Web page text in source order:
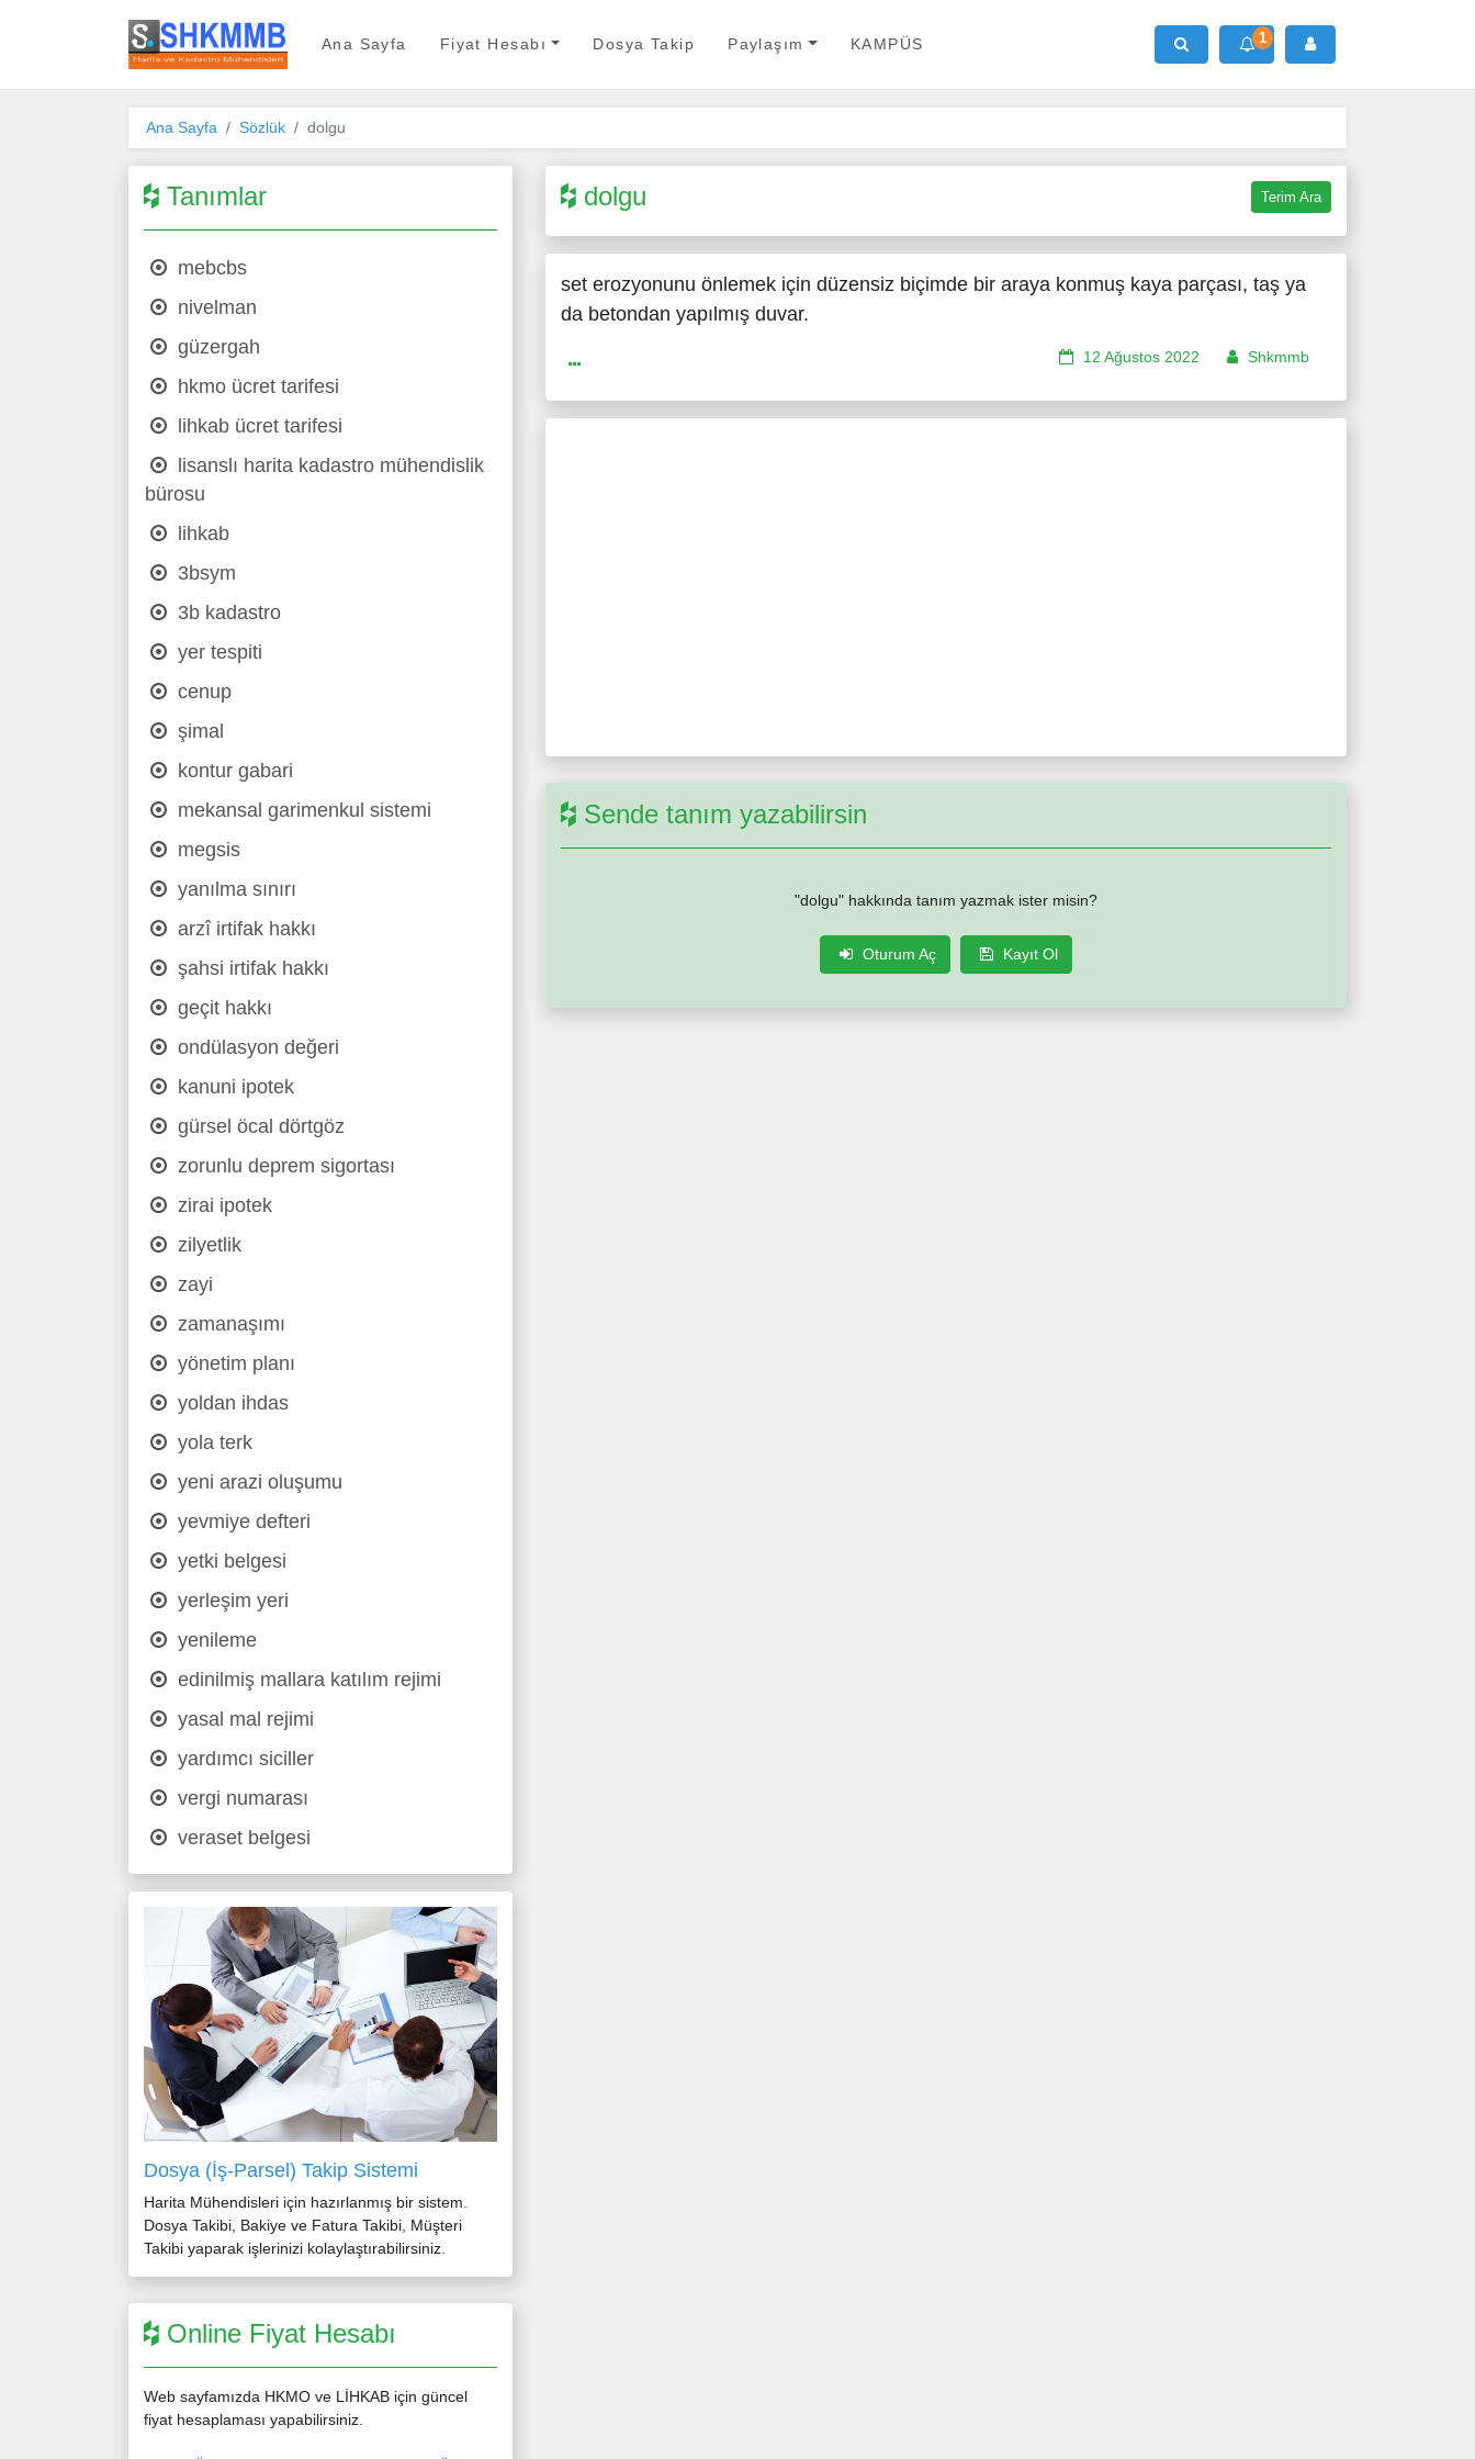
SHKMMB
Ana Sayfa Fiyat Hesabı Dosya Takip Paylaşım KAMPÜS Ara 1
Ana Sayfa Sözlük dolgu
Tanımlar
mebcbs
nivelman
güzergah
hkmo ücret tarifesi
lihkab ücret tarifesi
lisanslı harita kadastro mühendislik
bürosu
lihkab
3bsym
3b kadastro
yer tespiti
cenup
şimal
kontur gabari
mekansal garimenkul sistemi
megsis
yanılma sınırı
arzî irtifak hakkı
şahsi irtifak hakkı
geçit hakkı
ondülasyon değeri
kanuni ipotek
gürsel öcal dörtgöz
zorunlu deprem sigortası
zirai ipotek
zilyetlik
zayi
zamanaşımı
yönetim planı
yoldan ihdas
yola terk
yeni arazi oluşumu
yevmiye defteri
yetki belgesi
yerleşim yeri
yenileme
edinilmiş mallara katılım rejimi
yasal mal rejimi
yardımcı siciller
vergi numarası
veraset belgesi
Dosya (İş-Parsel) Takip Sistemi
Harita Mühendisleri için hazırlanmış bir sistem.
Dosya Takibi, Bakiye ve Fatura Takibi, Müşteri
Takibi yaparak işlerinizi kolaylaştırabilirsiniz.
Online Fiyat Hesabı
Web sayfamızda HKMO ve LİHKAB için güncel
fiyat hesaplaması yapabilirsiniz.
dolgu Terim Ara
set erozyonunu önlemek için düzensiz biçimde bir araya konmuş kaya parçası, taş ya
da betondan yapılmış duvar.
12 Ağustos 2022 Shkmmb
Sende tanım yazabilirsin
"dolgu" hakkında tanım yazmak ister misin?
Oturum Aç Kayıt Ol